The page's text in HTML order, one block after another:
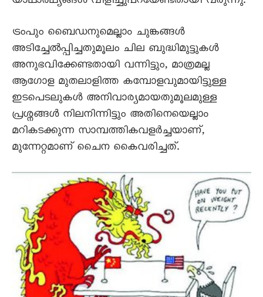
ട്രംപും ബെെഡനുമെല്ലാം ചുങ്കങ്ങൾ
അടിച്ചേൽപ്പിച്ചതുമൂലം ചില ബുദ്ധിമുട്ടുകൾ
അനുഭവിക്കേണ്ടതായി വന്നിട്ടും, മാത്രമല്ല
ആഗോള മുതലാളിത്ത കമ്പോളവുമായിട്ടുള്ള
ഇടപെടലുകൾ അനിവാര്യമായതുമൂലമുള്ള
പ്രശ്നങ്ങൾ നിലനിന്നിട്ടും അതിനെയെല്ലാം
മറികടക്കുന്ന സാമ്പത്തികവളർച്ചയാണ്,
മുന്നേറ്റമാണ് ചെെന കെെവരിച്ചത്.